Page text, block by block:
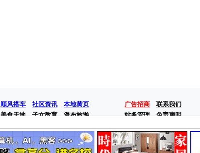
顺风搭车 社区资讯
本地黄页
美食天地
子女教育 瀑布旅游
广告招商
联系我们
站务管理
免责声明